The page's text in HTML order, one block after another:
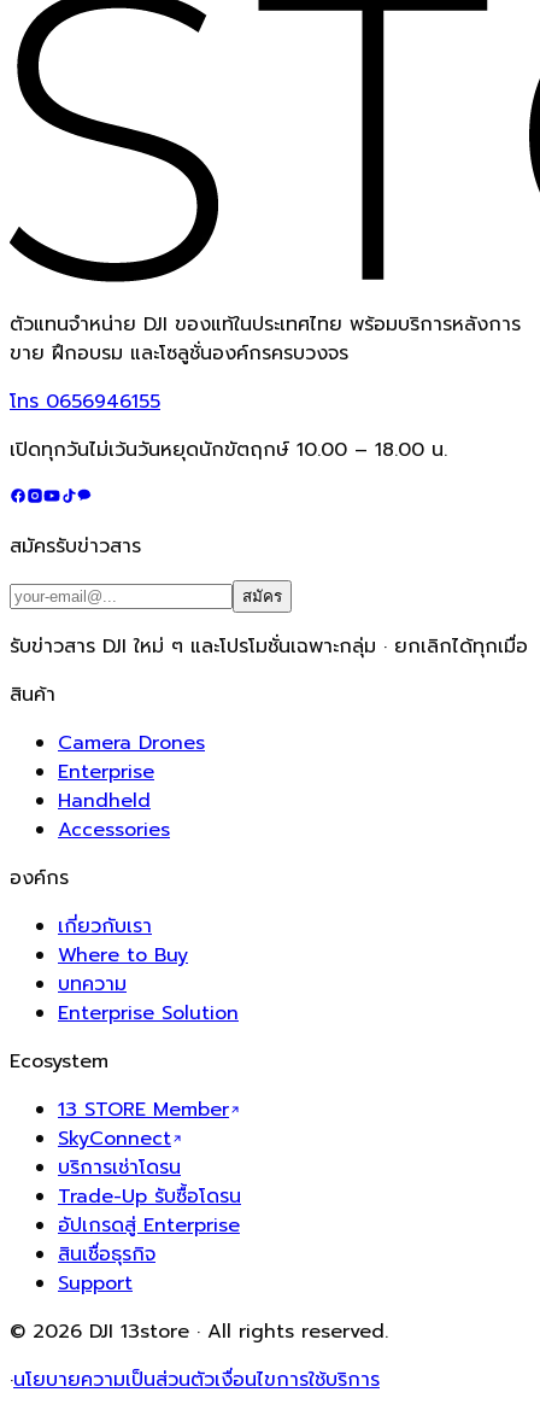
ตัวแทนจำหน่าย DJI ของแท้ในประเทศไทย พร้อมบริการหลังการ
ขาย ฝึกอบรม และโซลูชั่นองค์กรครบวงจร
โทร0656946155
เปิดทุกวันไม่เว้นวันหยุดนักขัตฤกษ์ 10.00 – 18.00 น.
สมัครรับข่าวสาร
สมัคร
รับข่าวสาร DJI ใหม่ ๆ และโปรโมชั่นเฉพาะกลุ่ม · ยกเลิกได้ทุกเมื่อ
สินค้า
Camera Drones
Enterprise
Handheld
Accessories
องค์กร
เกี่ยวกับเรา
Where to Buy
บทความ
Enterprise Solution
Ecosystem
13 STORE Member
SkyConnect
บริการเช่าโดรน
Trade-Up รับซื้อโดรน
อัปเกรดสู่ Enterprise
สินเชื่อธุรกิจ
Support
© 2026 DJI 13store · All rights reserved.
·นโยบายความเป็นส่วนตัวเงื่อนไขการใช้บริการ